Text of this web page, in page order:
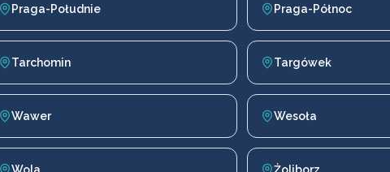
Praga-Południe Praga-Północ
Tarchomin Targówek
Wawer Wesoła